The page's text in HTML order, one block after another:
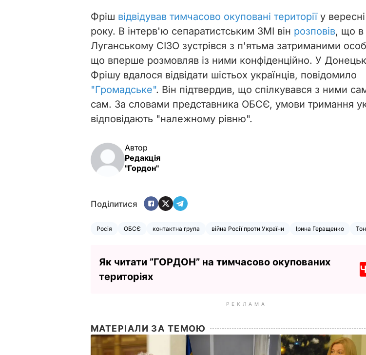
Фріш відвідував тимчасово окуповані території у
року. В інтерв'ю сепаратистським ЗМІ він розповів, що в
Луганському СІЗО зустрівся з п'ятьма затриманими
що вперше розмовляв із ними конфіденційно. У
Фрішу вдалося відвідати шістьох українців, повідомило
"Громадське". Він підтвердив, що спілкувався з ними
сам. За словами представника ОБСЄ, умови тримання
відповідають "належному рівню".
Автор
Редакція
"Гордон"
Поділитися
Росія ОБСЄ контактна група війна Росії проти України Ірина Геращенко
Як читати ”ГОРДОН” на тимчасово окупованих
територіях
РЕКЛАМА
МАТЕРІАЛИ ЗА ТЕМОЮ